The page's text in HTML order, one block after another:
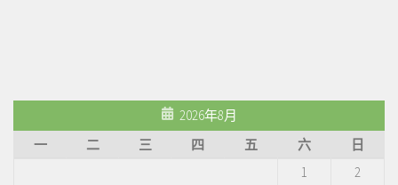
2026年8月
一
二 三 四 五 六 日
1
2